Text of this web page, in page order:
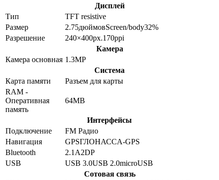
Дисплей
Тип
TFT resistive
Размер
2.75дюймовScreen/body32%
Разрешение
240×400px.170ppi
Камера
Камера основная 1.3MP
Система
Карта памяти
Разъем для карты
RAM -
Оперативная
память
64MB
Интерфейсы
Подключение
FM Радио
Навигация
GPSГЛОНАССA-GPS
Bluetooth
2.1A2DP
USB
USB 3.0USB 2.0microUSB
Сотовая связь